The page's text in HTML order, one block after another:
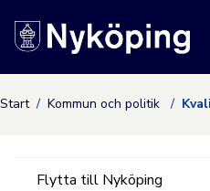
Start Kommun och politik
Flytta till Nyköping